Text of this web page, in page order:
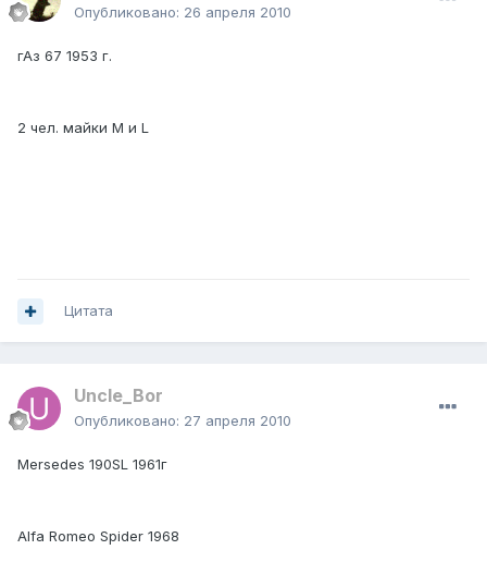
Опубликовано: 26 апреля 2010
гАз 67 1953 г.
2 чел. майки M и L
Цитата
Uncle_Bor
Опубликовано: 27 апреля 2010
Mersedes 190SL 1961г
Alfa Romeo Spider 1968